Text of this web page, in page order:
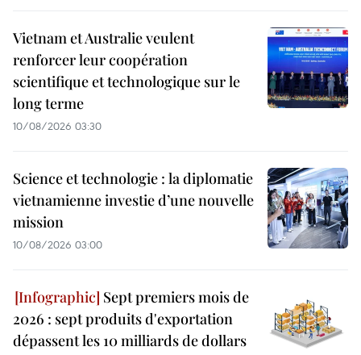
Vietnam et Australie veulent
renforcer leur coopération
scientifique et technologique sur le
long terme
10/08/2026 03:30
Science et technologie : la diplomatie
vietnamienne investie d’une nouvelle
mission
10/08/2026 03:00
Sept premiers mois de
2026 : sept produits d'exportation
dépassent les 10 milliards de dollars